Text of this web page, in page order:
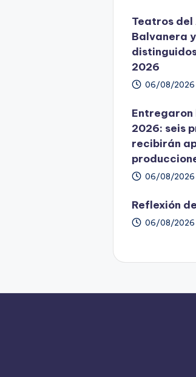
Teatros
Balvanera
2026
06/08/2026
Entregaron
2026: seis
recibirán
06/08/2026
Reflexión
06/08/2026